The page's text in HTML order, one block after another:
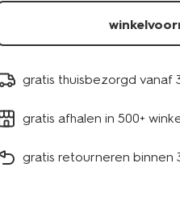
gratis thuisbezorgd vanaf
gratis afhalen in 500+
gratis retourneren binnen